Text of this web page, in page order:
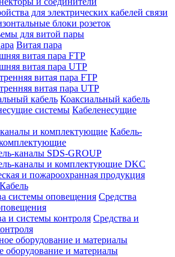
для электрических кабелей связи
блоки розеток
для витой пары
Витая пара
витая пара FTP
витая пара UTP
витая пара FTP
витая пара UTP
Коаксиальный кабель
Кабеленесущие
Кабель-
каналы SDS-GROUP
каналы и комплектующие DKC
и пожароохранная продукция
Кабель
Средства
Средства и
оборудование и материалы